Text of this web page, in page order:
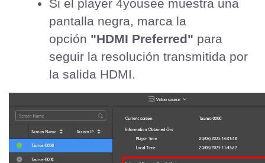
Si el player 4yousee muestra una
pantalla negra, marca la
opción "HDMI Preferred" para
seguir la resolución transmitida por
la salida HDMI.